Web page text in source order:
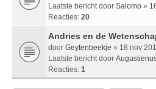
Laatste bericht door Salomo »
Reacties: 20
Andries en de
door Geytenbeekje » 18 nov
Laatste bericht door
Reacties: 1